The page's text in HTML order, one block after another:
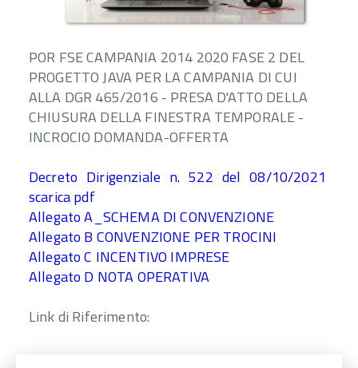
POR FSE CAMPANIA 2014 2020 FASE 2 DEL
PROGETTO JAVA PER LA CAMPANIA DI CUI
ALLA DGR 465/2016 - PRESA D'ATTO DELLA
CHIUSURA DELLA FINESTRA TEMPORALE -
INCROCIO DOMANDA-OFFERTA
Decreto Dirigenziale n. 522 del 08/10/2021
scarica pdf
Allegato A_SCHEMA DI CONVENZIONE
Allegato B CONVENZIONE PER TROCINI
Allegato C INCENTIVO IMPRESE
Allegato D NOTA OPERATIVA
Link di Riferimento: